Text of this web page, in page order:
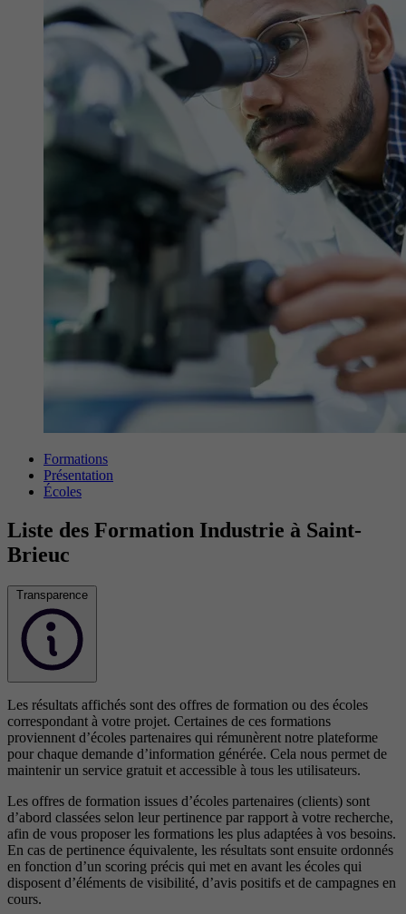
Formations
Présentation
Écoles
Liste des Formation Industrie à Saint-
Brieuc
Transparence
Les résultats affichés sont des offres de formation ou des écoles
correspondant à votre projet. Certaines de ces formations
proviennent d’écoles partenaires qui rémunèrent notre plateforme
pour chaque demande d’information générée. Cela nous permet de
maintenir un service gratuit et accessible à tous les utilisateurs.
Les offres de formation issues d’écoles partenaires (clients) sont
d’abord classées selon leur pertinence par rapport à votre recherche,
afin de vous proposer les formations les plus adaptées à vos besoins.
En cas de pertinence équivalente, les résultats sont ensuite ordonnés
en fonction d’un scoring précis qui met en avant les écoles qui
disposent d’éléments de visibilité, d’avis positifs et de campagnes en
cours.